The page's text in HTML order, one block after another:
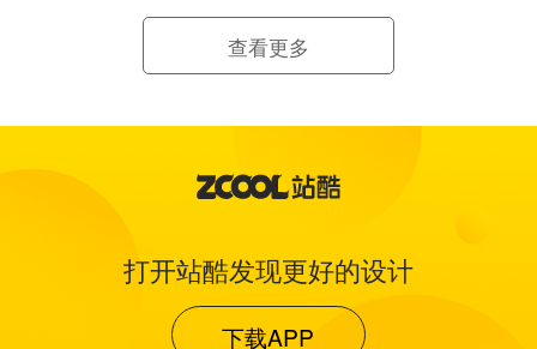
查看更多
打开站酷发现更好的设计
下载APP